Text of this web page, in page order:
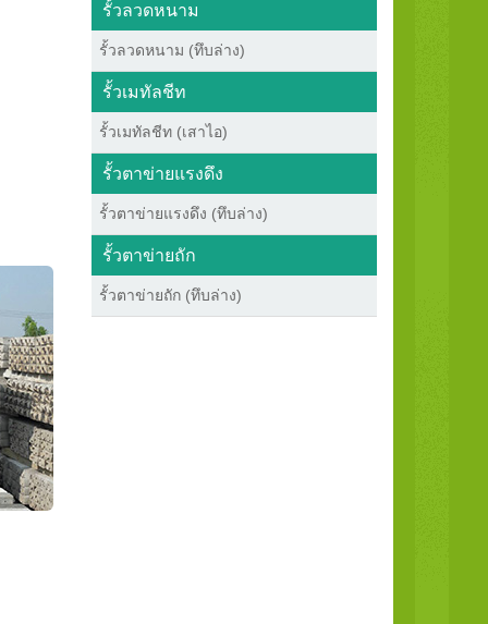
รั้วลวดหนาม
รั้วลวดหนาม (ทึบล่าง)
รั้วเมทัลชีท
รั้วเมทัลชีท (เสาไอ)
รั้วตาข่ายแรงดึง
รั้วตาข่ายแรงดึง (ทึบล่าง)
รั้วตาข่ายถัก
รั้วตาข่ายถัก (ทึบล่าง)